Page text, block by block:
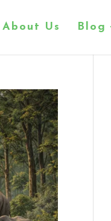
About Us Blog